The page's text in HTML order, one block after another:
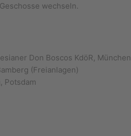
wechseln.
Don Boscos KdöR, München
(Freianlagen)
Potsdam